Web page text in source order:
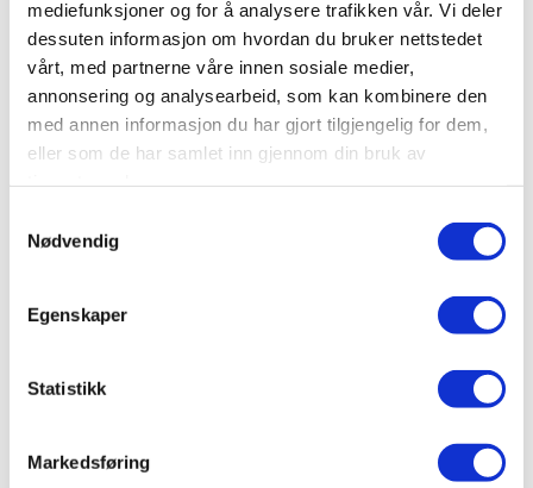
mediefunksjoner og for å analysere trafikken vår. Vi deler
dessuten informasjon om hvordan du bruker nettstedet
vårt, med partnerne våre innen sosiale medier,
annonsering og analysearbeid, som kan kombinere den
med annen informasjon du har gjort tilgjengelig for dem,
eller som de har samlet inn gjennom din bruk av
Nødvendig
Egenskaper
Statistikk
Markedsføring
LES MER BOOK
Bestselger
FAMILIERAFTING